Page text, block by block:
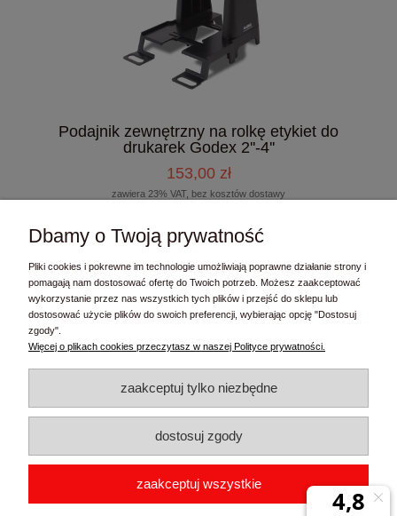
Podajnik zewnętrzny na rolkę etykiet do
drukarek Godex 2''-4''
153,00 zł
zawiera 23% VAT, bez kosztów dostawy
do koszyka
Kontakt
Moje konto
Informacje
FaziPL Sławomir Łasiewicki| ul. Michała Drzymały 6, 83-010
Straszyn | woj. pomorskie | tel.:
| email:
| NIP: 7421559719 | REGON: 362044422
Dbamy o Twoją prywatność
Pliki cookies i pokrewne im technologie umożliwiają poprawne działanie strony i
pomagają nam dostosować ofertę do Twoich potrzeb. Możesz zaakceptować
wykorzystanie przez nas wszystkich tych plików i przejść do sklepu lub
dostosować użycie plików do swoich preferencji, wybierając opcję "Dostosuj
zgody".
Więcej o plikach cookies przeczytasz w naszej Polityce prywatności.
zaakceptuj tylko niezbędne
dostosuj zgody
zaakceptuj wszystkie